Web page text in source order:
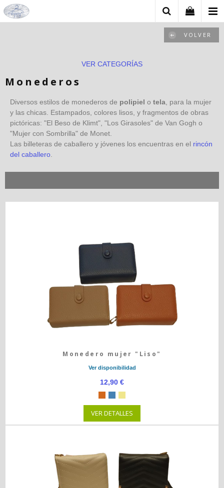
VOLVER
VER CATEGORÍAS
Monederos
Diversos estilos de monederos de polipiel o tela , para la mujer
y las chicas. Estampados, colores lisos, y fragmentos de obras
pictóricas: "El Beso de Klimt", "Los Girasoles" de Van Gogh o
"Mujer con Sombrilla" de Monet.
Las billeteras de caballero y jóvenes los encuentras en el rincón
del caballero
Monedero mujer "Liso"
Ver disponibilidad
12,90 €
VER DETALLES